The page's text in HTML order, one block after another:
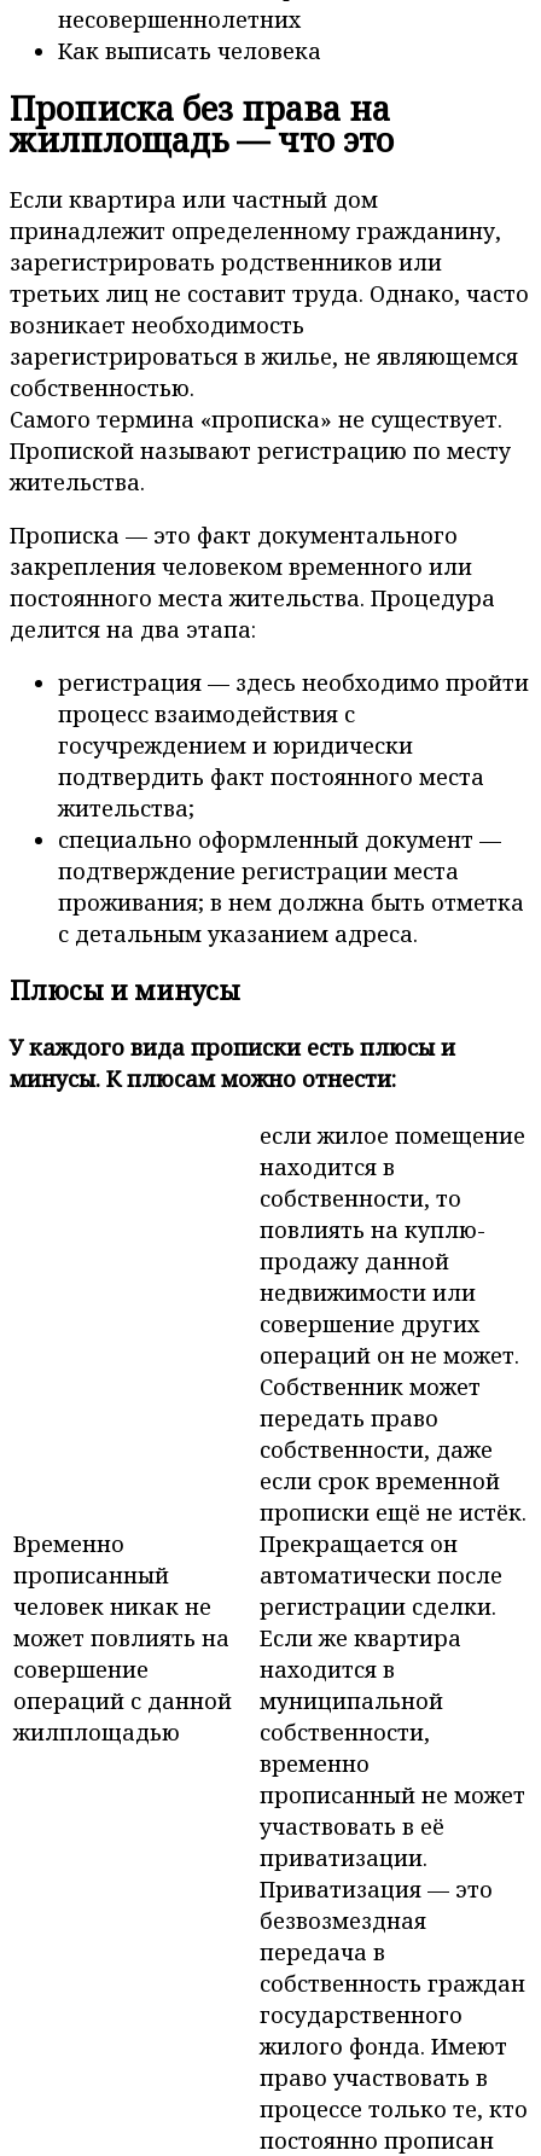
несовершеннолетних
Как выписать человека
Прописка без права на
жилплощадь — что это
Если квартира или частный дом
принадлежит определенному гражданину,
зарегистрировать родственников или
третьих лиц не составит труда. Однако, часто
возникает необходимость
зарегистрироваться в жилье, не являющемся
собственностью.
Самого термина «прописка» не существует.
Пропиской называют регистрацию по месту
жительства.
Прописка — это факт документального
закрепления человеком временного или
постоянного места жительства. Процедура
делится на два этапа:
регистрация — здесь необходимо пройти
процесс взаимодействия с
госучреждением и юридически
подтвердить факт постоянного места
жительства;
специально оформленный документ —
подтверждение регистрации места
проживания; в нем должна быть отметка
с детальным указанием адреса.
Плюсы и минусы
У каждого вида прописки есть плюсы и
минусы. К плюсам можно отнести:
Временно
прописанный
человек никак не
может повлиять на
совершение
операций с данной
жилплощадью
если жилое помещение
находится в
собственности, то
повлиять на куплю-
продажу данной
недвижимости или
совершение других
операций он не может.
Собственник может
передать право
собственности, даже
если срок временной
прописки ещё не истёк.
Прекращается он
автоматически после
регистрации сделки.
Если же квартира
находится в
муниципальной
собственности,
временно
прописанный не может
участвовать в её
приватизации.
Приватизация — это
безвозмездная
передача в
собственность граждан
государственного
жилого фонда. Имеют
право участвовать в
процессе только те, кто
постоянно прописан